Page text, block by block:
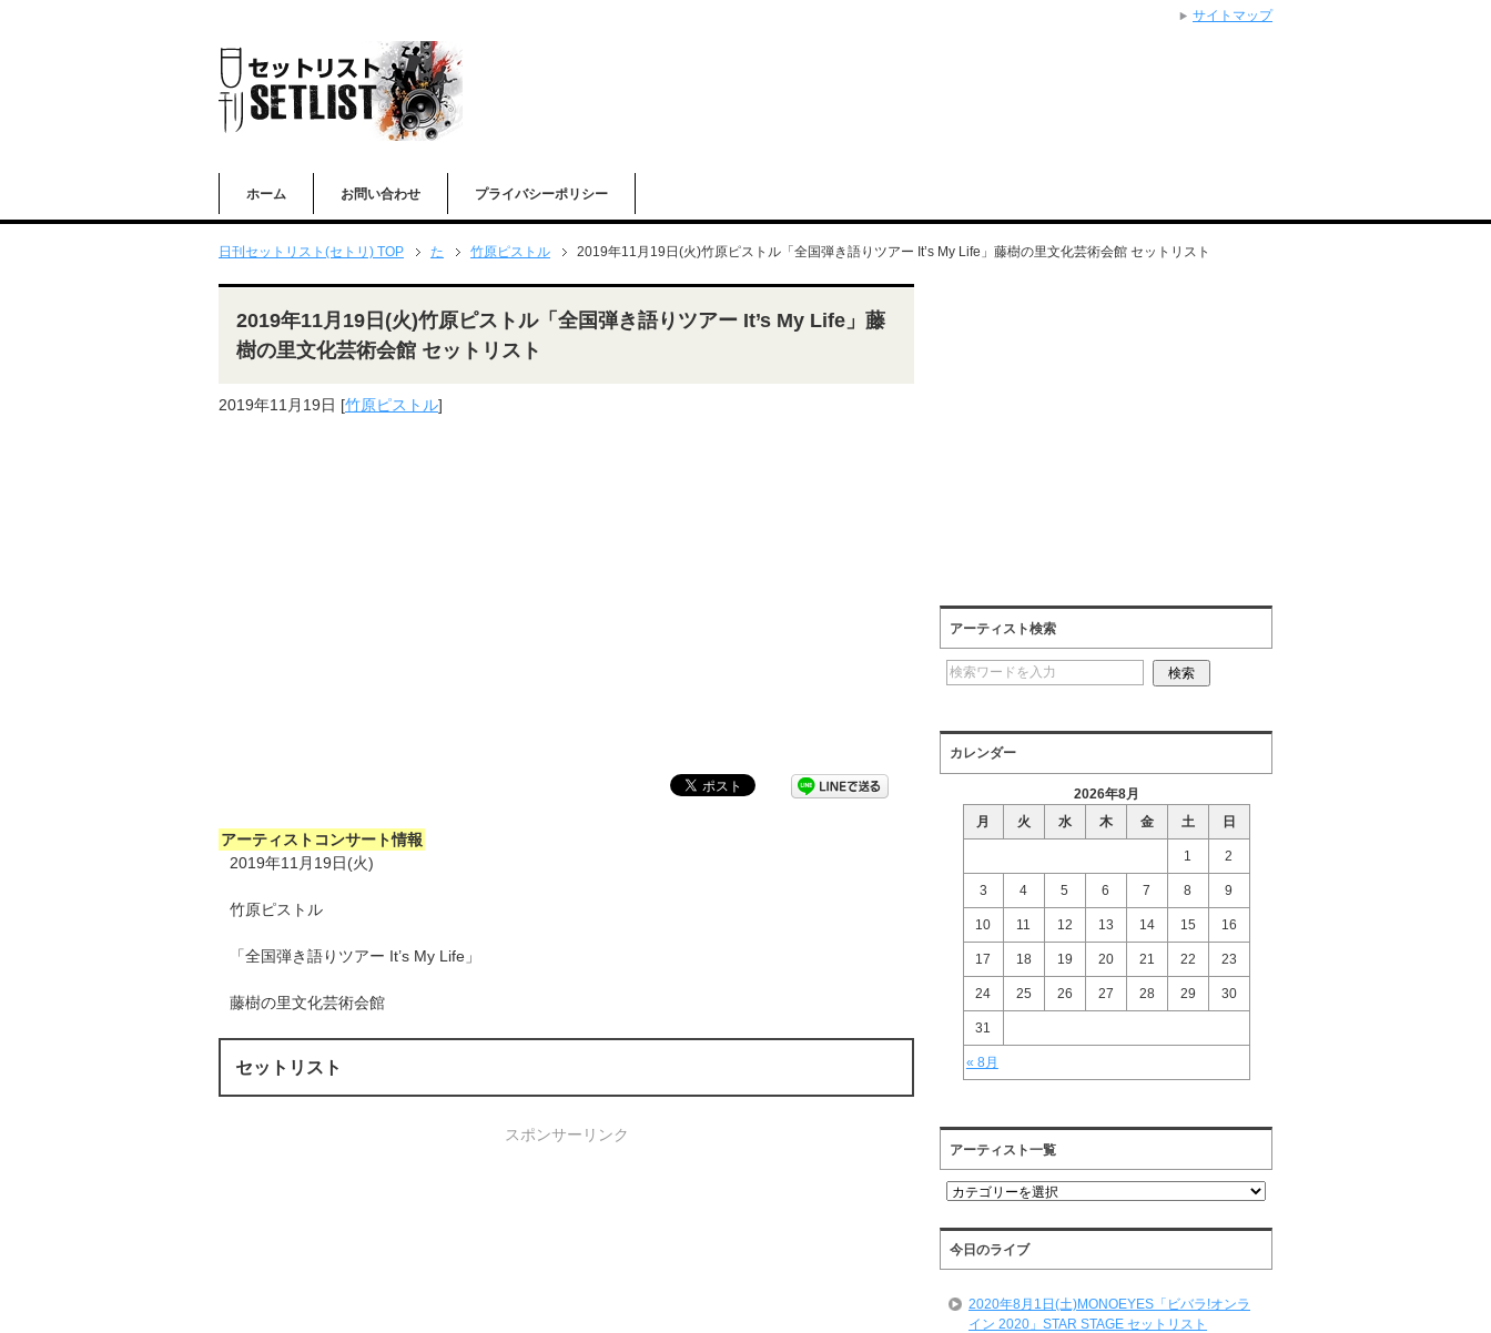
ホーム お問い合わせ プライバシーポリシー
日刊セットリスト(セトリ) TOP た 竹原ピストル 2019年11月19日(火)竹原ピストル「全国弾き語りツアー It’s My Life」藤樹の里文化芸術会館 セットリスト
2019年11月19日(火)竹原ピストル「全国弾き語りツアー It’s My Life」藤
樹の里文化芸術会館 セットリスト
2019年11月19日 [竹原ピストル]
アーティストコンサート情報
2019年11月19日(火)
竹原ピストル
「全国弾き語りツアー It’s My Life」
藤樹の里文化芸術会館
セットリスト
スポンサーリンク
アーティスト検索
カレンダー
2026年8月
月
火 水 木 金 土 日
« 8月
1 2
3 4 5 6 7 8 9
10 11 12 13 14 15 16
17 18 19 20 21 22 23
24 25 26 27 28 29 30
31
アーティスト一覧
ア
テ
ィ
ス
一
今日のライブ
2020年8月1日(土)MONOEYES「ビバラ!オンラ
イン 2020」STAR STAGE セットリスト
サイトマップ